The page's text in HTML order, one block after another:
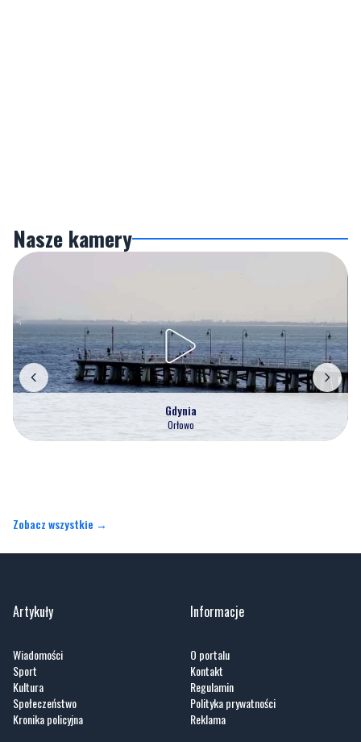
Nasze kamery
Gdynia
Orłowo
Zobacz wszystkie →
Artykuły
Wiadomości
Sport
Kultura
Społeczeństwo
Kronika policyjna
Informacje
O portalu
Kontakt
Regulamin
Polityka prywatności
Reklama